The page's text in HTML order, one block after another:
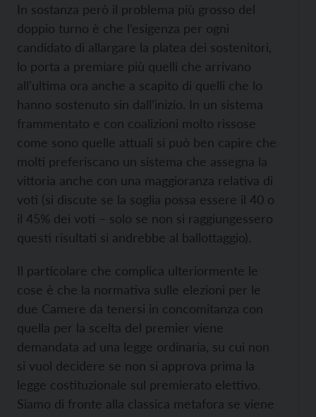
In sostanza però il problema più grosso del
doppio turno è che l’esigenza per ogni
candidato di allargare la platea dei sostenitori,
lo porta a premiare più quelli che arrivano
all’ultima ora anche a scapito di quelli che lo
hanno sostenuto sin dall’inizio. In un sistema
frammentato e con coalizioni molto rissose
come sono quelle attuali si può ben capire che
molti preferiscano un sistema che assegna la
vittoria anche con una maggioranza relativa di
voti (si discute se la soglia possa essere il 40 o
il 45% dei voti – solo se non si raggiungessero
questi risultati si andrebbe al ballottaggio).
Il particolare che complica ulteriormente le
cose è che la normativa sulle elezioni per le
due Camere da tenersi in concomitanza con
quella per la scelta del premier viene
demandata ad una legge ordinaria, su cui non
si vuol decidere se non si approva prima la
legge costituzionale sul premierato elettivo.
Siamo di fronte alla classica metafora se viene